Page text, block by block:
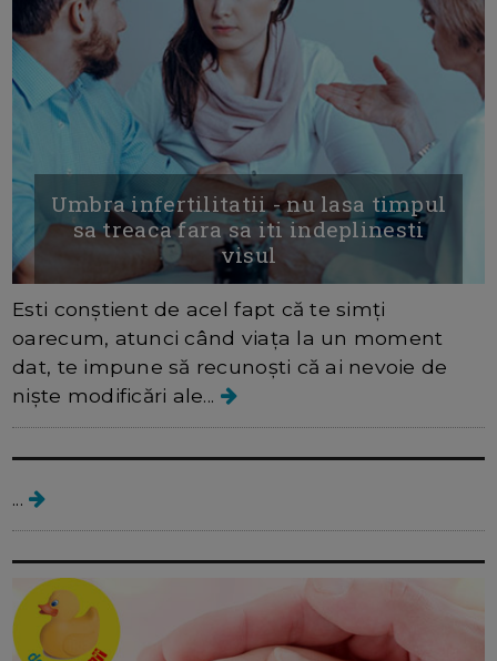
Umbra infertilitatii - nu lasa timpul
sa treaca fara sa iti indeplinesti
visul
Esti conștient de acel fapt că te simți
oarecum, atunci când viața la un moment
dat, te impune să recunoști că ai nevoie de
niște modificări ale...
...